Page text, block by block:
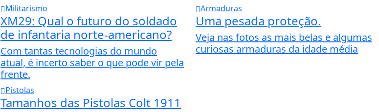
Militarismo
XM29: Qual o futuro do soldado
de infantaria norte-americano?
Com tantas tecnologias do mundo
atual, é incerto saber o que pode vir pela
frente.
Armaduras
Uma pesada proteção.
Veja nas fotos as mais belas e algumas
curiosas armaduras da idade média
Pistolas
Tamanhos das Pistolas Colt 1911